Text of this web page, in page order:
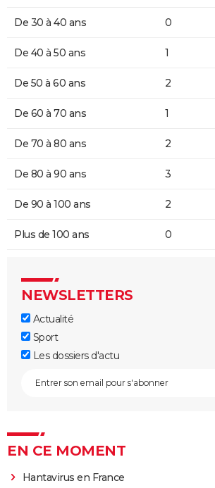
De 30 à 40 ans 0
De 40 à 50 ans 1
De 50 à 60 ans 2
De 60 à 70 ans 1
De 70 à 80 ans 2
De 80 à 90 ans 3
De 90 à 100 ans 2
Plus de 100 ans 0
NEWSLETTERS
Actualité
Sport
Les dossiers d'actu
EN CE MOMENT
Hantavirus en France